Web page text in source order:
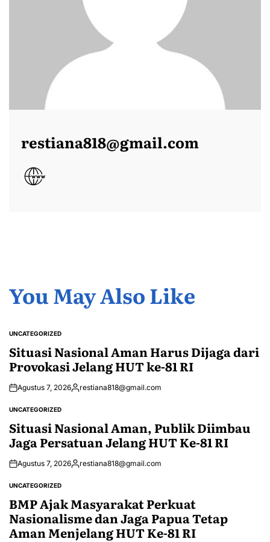
restiana818@gmail.com
You May Also Like
POSTED
UNCATEGORIZED
Situasi Nasional Aman Harus Dijaga dari
Provokasi Jelang HUT ke-81 RI
Agustus 7, 2026Posted
restiana818@gmail.com
POSTED
UNCATEGORIZED
Situasi Nasional Aman, Publik Diimbau
Jaga Persatuan Jelang HUT Ke-81 RI
Agustus 7, 2026Posted
restiana818@gmail.com
POSTED
UNCATEGORIZED
BMP Ajak Masyarakat Perkuat
Nasionalisme dan Jaga Papua Tetap
Aman Menjelang HUT Ke-81 RI